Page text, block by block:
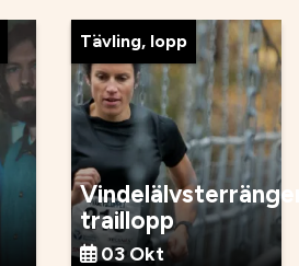
Tävling, lopp
traillopp
03 Okt